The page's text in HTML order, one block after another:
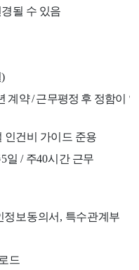
될 수 있음
)
계약/근무평정 후 정함이
인건비 가이드 준용
5일 / 주40시간 근무
정보동의서 , 특수관계부
드